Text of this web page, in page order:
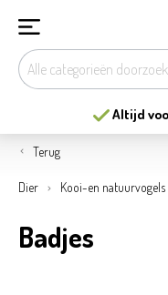
Altijd
Terug
Dier Kooi-en natuurvogels
Badjes